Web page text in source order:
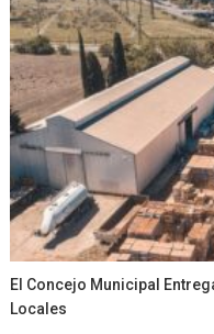
El Concejo Municipal
Locales